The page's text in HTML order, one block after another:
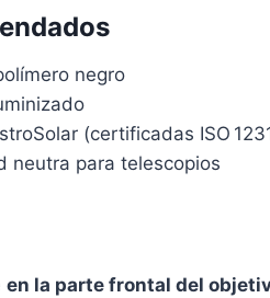
negro
(certificadas ISO
neutra para telescopios
en la parte frontal del